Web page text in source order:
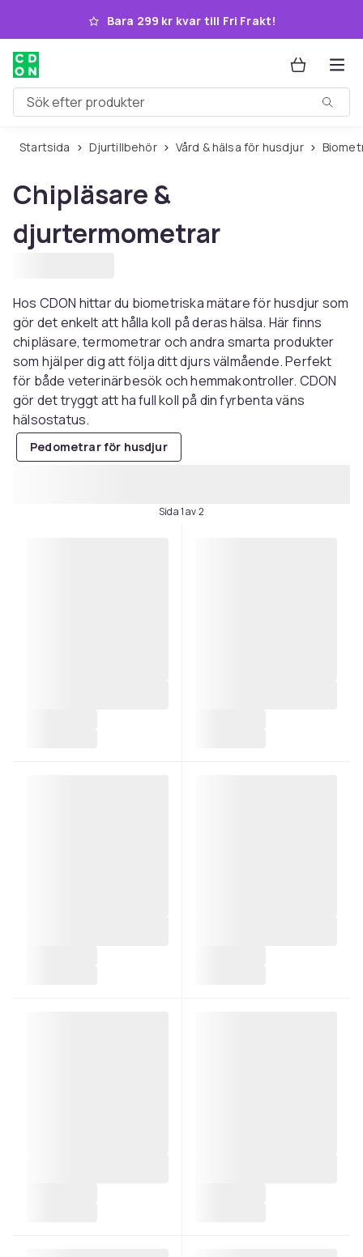
Hoppa till huvudinnehållet
Bara 299 kr kvar till Fri Frakt!
Sök efter produkter
Startsida Djurtillbehör Vård & hälsa för husdjur
Chipläsare &
djurtermometrar
Hos CDON hittar du biometriska mätare för husdjur som
gör det enkelt att hålla koll på deras hälsa. Här finns
chipläsare, termometrar och andra smarta produkter
som hjälper dig att följa ditt djurs välmående. Perfekt
för både veterinärbesök och hemmakontroller. CDON
gör det tryggt att ha full koll på din fyrbenta väns
hälsostatus.
Pedometrar för husdjur
Sida 1 av 2